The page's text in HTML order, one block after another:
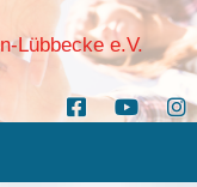
Lübbecke e.V.